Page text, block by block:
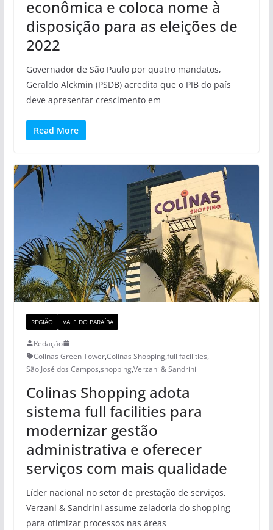
econômica e coloca nome à
disposição para as eleições de
2022
Governador de São Paulo por quatro mandatos,
Geraldo Alckmin (PSDB) acredita que o PIB do país
deve apresentar crescimento em
Read More
REGIÃO VALE DO PARAÍBA
Redação
Colinas Green Tower,Colinas Shopping,full facilities,
São José dos Campos,shopping,Verzani & Sandrini
Colinas Shopping adota
sistema full facilities para
modernizar gestão
administrativa e oferecer
serviços com mais qualidade
Líder nacional no setor de prestação de serviços,
Verzani & Sandrini assume zeladoria do shopping
para otimizar processos nas áreas